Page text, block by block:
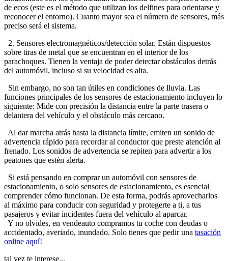
de ecos (este es el método que utilizan los delfines para orientarse y
reconocer el entorno). Cuanto mayor sea el número de sensores, más
preciso será el sistema.
2. Sensores electromagnéticos/detección solar. Están dispuestos
sobre tiras de metal que se encuentran en el interior de los
parachoques. Tienen la ventaja de poder detectar obstáculos detrás
del automóvil, incluso si su velocidad es alta.
Sin embargo, no son tan útiles en condiciones de lluvia. Las
funciones principales de los sensores de estacionamiento incluyen lo
siguiente: Mide con precisión la distancia entre la parte trasera o
delantera del vehículo y el obstáculo más cercano.
Al dar marcha atrás hasta la distancia límite, emiten un sonido de
advertencia rápido para recordar al conductor que preste atención al
frenado. Los sonidos de advertencia se repiten para advertir a los
peatones que estén alerta.
Si está pensando en comprar un automóvil con sensores de
estacionamiento, o solo sensores de estacionamiento, es esencial
comprender cómo funcionan. De esta forma, podrás aprovecharlos
al máximo para conducir con seguridad y protegerte a ti, a tus
pasajeros y evitar incidentes fuera del vehículo al aparcar.
Y no olvides, en vendeauto compramos tu coche con deudas o
accidentado, averiado, inundado. Solo tienes que pedir una tasación
online aquí!
tal vez te interese...